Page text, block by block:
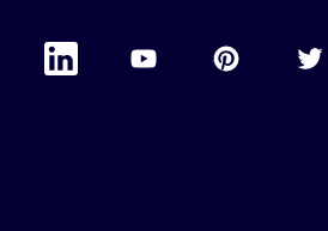
Accor Twitter
Accor Pinterest
Accor Youtube
Linkedin